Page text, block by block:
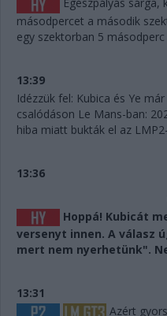
Egészpályás
másodpercet a második
egy szektorban 5 másodperc
13:39
Idézzük fel: Kubica és Ye
csalódáson Le Mans-ban:
hiba miatt bukták el az
13:36
Hoppá! Kubicát
versenyt innen. A válasz
mert nem nyerhetünk".
13:31
Azért